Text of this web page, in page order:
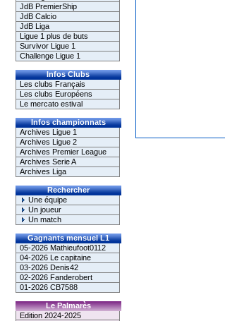
JdB PremierShip
JdB Calcio
JdB Liga
Ligue 1 plus de buts
Survivor Ligue 1
Challenge Ligue 1
Infos Clubs
Les clubs Français
Les clubs Européens
Le mercato estival
Infos championnats
Archives Ligue 1
Archives Ligue 2
Archives Premier League
Archives Serie A
Archives Liga
Rechercher
Une équipe
Un joueur
Un match
Gagnants mensuel L1
05-2026 Mathieufoot0112
04-2026 Le capitaine
03-2026 Denis42
02-2026 Fanderobert
01-2026 CB7588
Le Palmarès
Edition 2024-2025